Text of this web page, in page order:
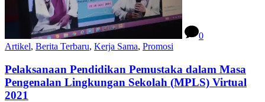
0
Artikel, Berita Terbaru, Kerja Sama, Promosi
Pelaksanaan Pendidikan Pemustaka dalam Masa
Pengenalan Lingkungan Sekolah (MPLS) Virtual
2021